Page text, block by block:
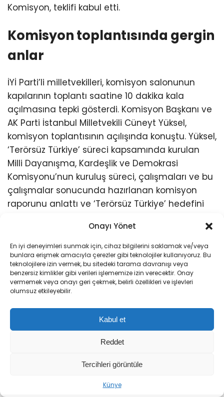
Onayı Yönet
En iyi deneyimleri sunmak için, cihaz bilgilerini saklamak ve/veya
bunlara erişmek amacıyla çerezler gibi teknolojiler kullanıyoruz. Bu
teknolojilere izin vermek, bu sitedeki tarama davranışı veya
benzersiz kimlikler gibi verileri işlememize izin verecektir. Onay
vermemek veya onayı geri çekmek, belirli özellikleri ve işlevleri
olumsuz etkileyebilir.
Kabul et
Reddet
Tercihleri görüntüle
Künye
Komisyon, teklifi kabul etti.
Komisyon toplantısında gergin
anlar
İYİ Parti’li milletvekilleri, komisyon salonunun
kapılarının toplantı saatine 10 dakika kala
açılmasına tepki gösterdi. Komisyon Başkanı ve
AK Parti İstanbul Milletvekili Cüneyt Yüksel,
komisyon toplantısının açılışında konuştu. Yüksel,
‘Terörsüz Türkiye’ süreci kapsamında kurulan
Milli Dayanışma, Kardeşlik ve Demokrasi
Komisyonu’nun kuruluş süreci, çalışmaları ve bu
çalışmalar sonucunda hazırlanan komisyon
raporunu anlattı ve ‘Terörsüz Türkiye’ hedefini
bulunan Yüksel, şunları kaydetti:
“Bugün görüştüğümüz kanun teklifi
anayasal yetkinin hukuk devleti ilkesi
örneğini oluşturmaktadır. Bu çerçevede
teklife ilişkin 4 temel hususun özellikle
altını çizmek istiyorum. Birincisi; bu teklif
bir af düzenlemesi değildir. Mahkumiyet